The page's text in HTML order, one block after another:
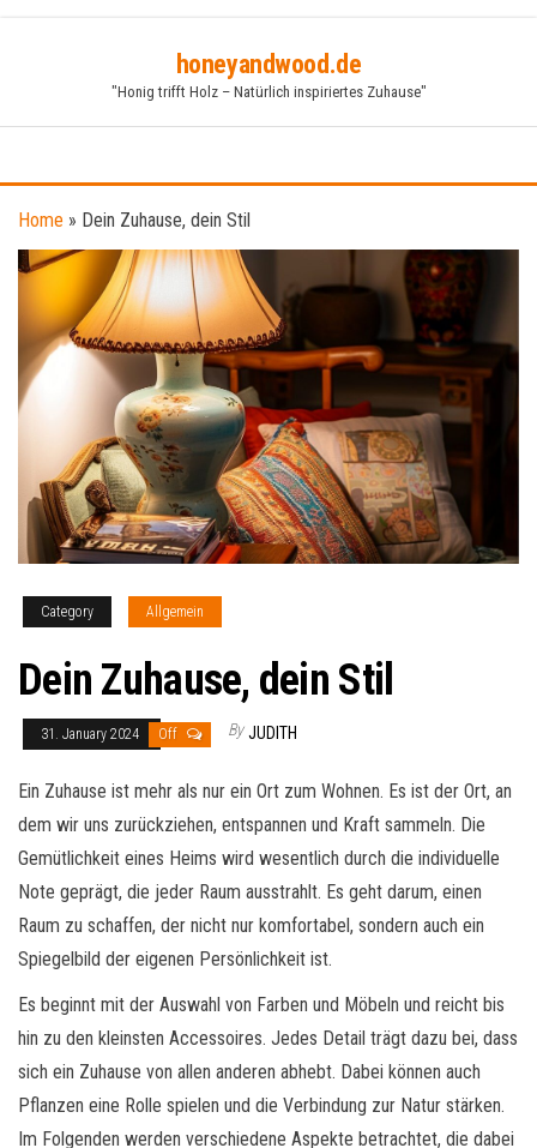
content
honeyandwood.de
"Honig trifft Holz – Natürlich inspiriertes Zuhause"
Home » Dein Zuhause, dein Stil
Category Allgemein
Dein Zuhause, dein Stil
31. January 2024 Off By JUDITH
Ein Zuhause ist mehr als nur ein Ort zum Wohnen. Es ist der Ort, an
dem wir uns zurückziehen, entspannen und Kraft sammeln. Die
Gemütlichkeit eines Heims wird wesentlich durch die individuelle
Note geprägt, die jeder Raum ausstrahlt. Es geht darum, einen
Raum zu schaffen, der nicht nur komfortabel, sondern auch ein
Spiegelbild der eigenen Persönlichkeit ist.
Es beginnt mit der Auswahl von Farben und Möbeln und reicht bis
hin zu den kleinsten Accessoires. Jedes Detail trägt dazu bei, dass
sich ein Zuhause von allen anderen abhebt. Dabei können auch
Pflanzen eine Rolle spielen und die Verbindung zur Natur stärken.
Im Folgenden werden verschiedene Aspekte betrachtet, die dabei